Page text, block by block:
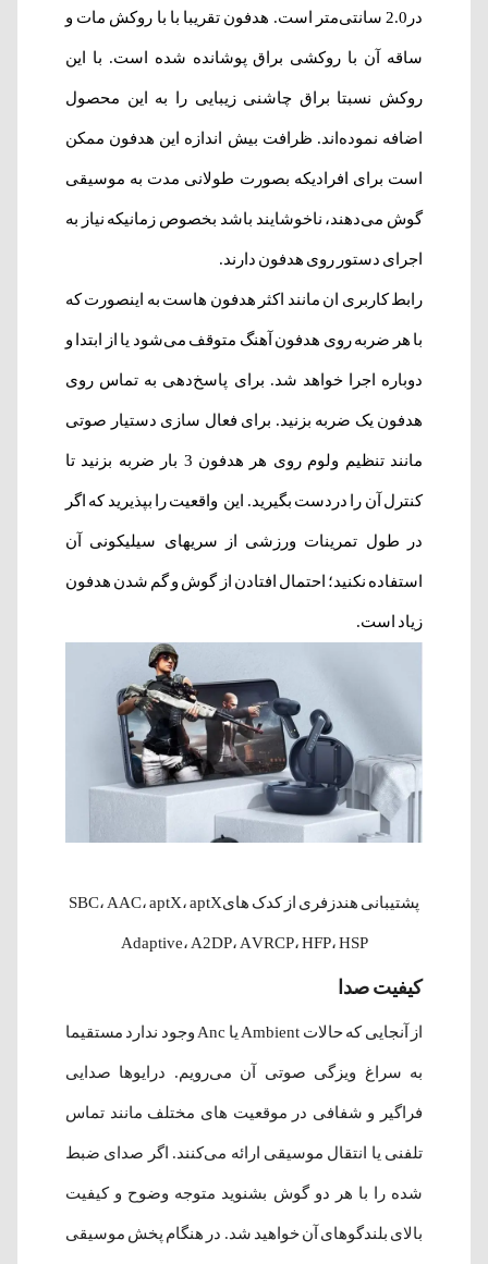
در2.0 سانتی‌متر است. هدفون تقریبا با با روکش مات و
ساقه آن با روکشی براق پوشانده شده است. با این
روکش نسبتا براق چاشنی زیبایی را به این محصول
اضافه نموده‌اند. ظرافت بیش اندازه این هدفون ممکن
است برای افرادیکه بصورت طولانی مدت به موسیقی
گوش می‌دهند، ناخوشایند باشد بخصوص زمانیکه نیاز به
اجرای دستور روی هدفون دارند.
رابط کاربری ان مانند اکثر هدفون هاست به اینصورت که
با هر ضربه روی هدفون آهنگ متوقف می‌شود یا از ابتدا و
دوباره اجرا خواهد شد. برای پاسخ‌دهی به تماس روی
هدفون یک ضربه بزنید. برای فعال سازی دستیار صوتی
مانند تنظیم ولوم روی هر هدفون 3 بار ضربه بزنید تا
کنترل آن را دردست بگیرید. این واقعیت را بپذیرید که اگر
در طول تمرینات ورزشی از سریهای سیلیکونی آن
استفاده نکنید؛ احتمال افتادن از گوش و گم شدن هدفون
زیاد است.
پشتیبانی هندزفری از کدک هایSBC، AAC، aptX، aptX
Adaptive، A2DP، AVRCP، HFP، HSP
کیفیت صدا
از آنجایی که حالات Ambient یا Anc وجود ندارد مستقیما
به سراغ ویزگی صوتی آن می‌رویم. درایوها صدایی
فراگیر و شفافی در موقعیت های مختلف مانند تماس
تلفنی یا انتقال موسیقی ارائه می‌کنند. اگر صدای ضبط
شده را با هر دو گوش بشنوید متوجه وضوح و کیفیت
بالای بلندگوهای آن خواهید شد. در هنگام پخش موسیقی